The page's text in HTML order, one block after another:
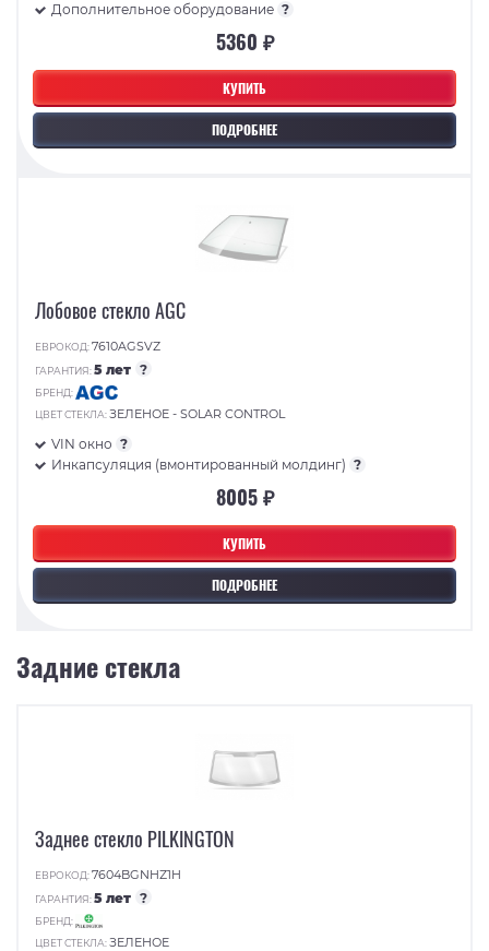
КУПИТЬ
ПОДРОБНЕЕ
Дополнительное оборудование ?
5360 ₽
КУПИТЬ
ПОДРОБНЕЕ
Лобовое стекло AGC
ЕВРОКОД:7610AGSVZ
ГАРАНТИЯ:5 лет ?
БРЕНД:
ЦВЕТ СТЕКЛА:ЗЕЛЕНОЕ - SOLAR CONTROL
VIN окно ?
Инкапсуляция (вмонтированный молдинг) ?
8005 ₽
Задние стекла
Заднее стекло PILKINGTON
ЕВРОКОД:7604BGNHZ1H
ГАРАНТИЯ:5 лет ?
БРЕНД:
ЦВЕТ СТЕКЛА:ЗЕЛЕНОЕ